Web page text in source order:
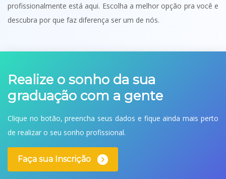
profissionalmente está aqui. Escolha a melhor opção pra você e
descubra por que faz diferença ser um de nós.
Realize o sonho da sua
graduação com a gente
Clique no botão, preencha seus dados e fique ainda mais perto
de realizar o seu sonho profissional.
Faça sua Inscrição